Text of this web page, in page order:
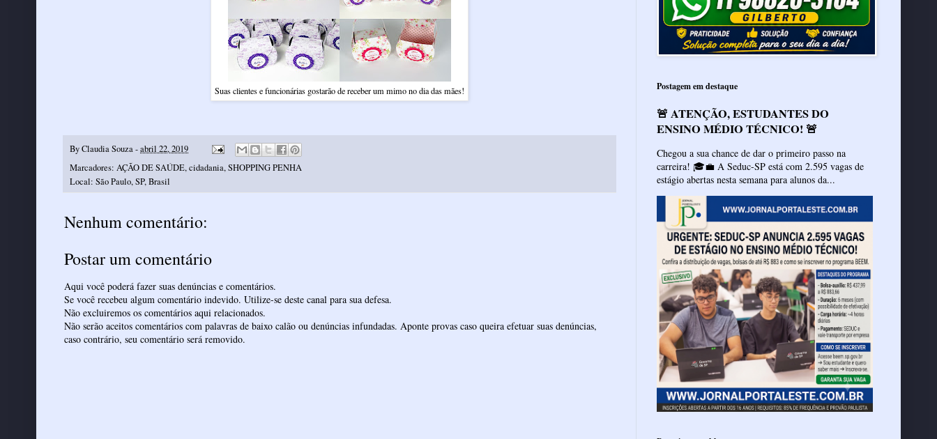
Suas clientes e funcionárias gostarão de receber um mimo no dia das mães!
ByClaudia Souza-abril 22, 2019
Marcadores: AÇÃO DE SAÚDE,cidadania,SHOPPING PENHA
Local: São Paulo, SP, Brasil
Nenhum comentário:
Postar um comentário
Aqui você poderá fazer suas denúncias e comentários.
Se você recebeu algum comentário indevido. Utilize-se deste canal para sua defesa.
Não excluiremos os comentários aqui relacionados.
Não serão aceitos comentários com palavras de baixo calão ou denúncias infundadas. Aponte provas caso queira efetuar suas denúncias,
caso contrário, seu comentário será removido.
Postagem em destaque
🚨 ATENÇÃO, ESTUDANTES DO
ENSINO MÉDIO TÉCNICO! 🚨
Chegou a sua chance de dar o primeiro passo na
carreira! 🎓💼 A Seduc-SP está com 2.595 vagas de
estágio abertas nesta semana para alunos da...